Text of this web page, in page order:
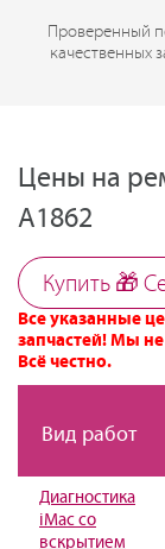
Проверенный
качественных
Цены на
A1862
Купить 🎁
Все указанные
запчастей! Мы
Всё честно.
Вид работ
Диагностика
iMac со
вскрытием